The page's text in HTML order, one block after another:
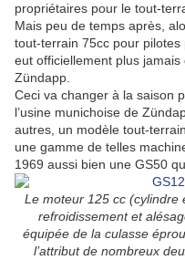
propriétaires pour le tout-
Mais peu de temps après,
tout-terrain 75cc pour pilotes
eut officiellement plus
Zündapp.
Ceci va changer à la saison
l’usine munichoise de
autres, un modèle tout-
une gamme de telles
1969 aussi bien une GS50
Le moteur 125 cc (cylindre
refroidissement et
équipée de la culasse
l’attribut de nombreux